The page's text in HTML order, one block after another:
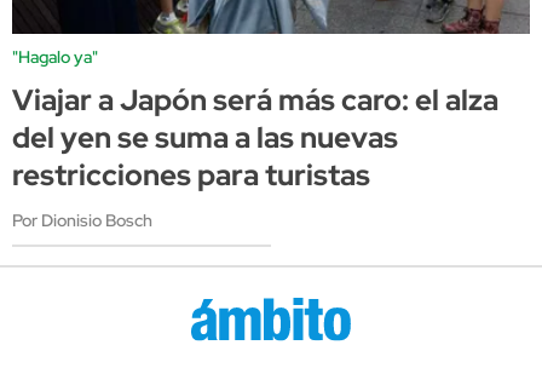
"Hagalo ya"
Viajar a Japón será más caro: el alza
del yen se suma a las nuevas
restricciones para turistas
Por Dionisio Bosch